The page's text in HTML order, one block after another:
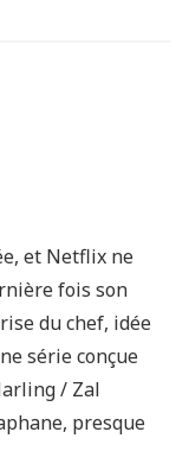
et Netflix ne
fois son
du chef, idée
série conçue
/ Zal
presque